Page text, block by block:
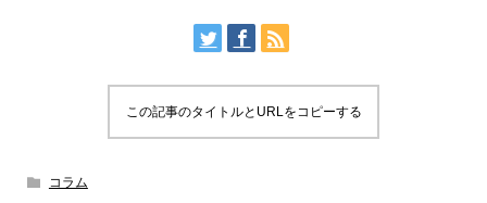
この記事のタイトルとURLをコピーする
コラム